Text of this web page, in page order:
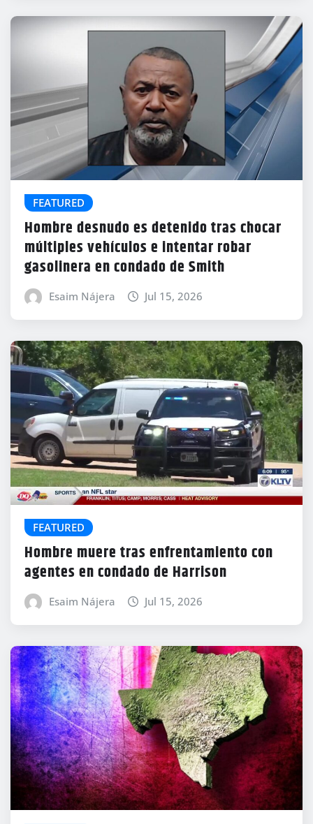
FEATURED
Hombre desnudo es detenido tras chocar
múltiples vehículos e intentar robar
gasolinera en condado de Smith
Esaim Nájera Jul 15, 2026
FEATURED
Hombre muere tras enfrentamiento con
agentes en condado de Harrison
Esaim Nájera Jul 15, 2026